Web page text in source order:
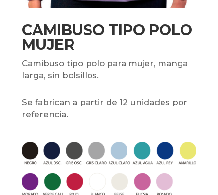
CAMIBUSO TIPO POLO
MUJER
Camibuso tipo polo para mujer, manga
larga, sin bolsillos.
Se fabrican a partir de 12 unidades por
referencia.